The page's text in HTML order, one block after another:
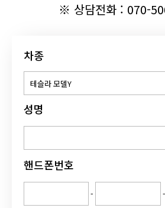
※ 상담전화 : 070-
차종
성명
핸드폰번호
- -